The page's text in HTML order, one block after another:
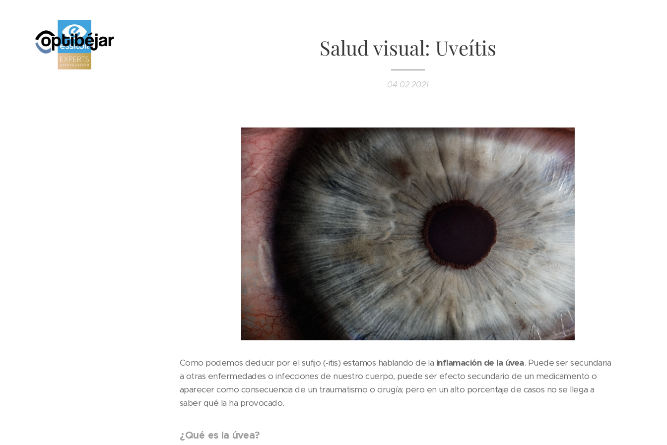
Salud visual: Uveítis
04.02.2021
Como podemos deducir por el sufijo (-itis) estamos hablando de la inflamación de la úvea. Puede ser secundaria
a otras enfermedades o infecciones de nuestro cuerpo, puede ser efecto secundario de un medicamento o
aparecer como consecuencia de un traumatismo o cirugía; pero en un alto porcentaje de casos no se llega a
saber qué la ha provocado.
¿Qué es la úvea?